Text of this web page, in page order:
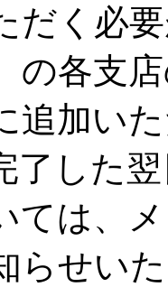
だく必
の各支
追加い
了した
ては、
らせい